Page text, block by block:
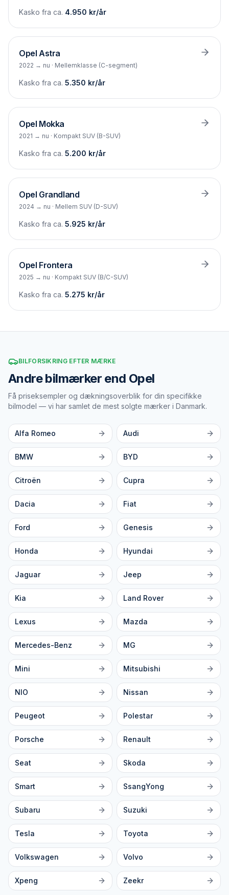
Kasko fra ca. 4.950 kr/år
Opel Astra
2022 → nu · Mellemklasse (C-segment)
Kasko fra ca. 5.350 kr/år
Opel Mokka
2021 → nu · Kompakt SUV (B-SUV)
Kasko fra ca. 5.200 kr/år
Opel Grandland
2024 → nu · Mellem SUV (D-SUV)
Kasko fra ca. 5.925 kr/år
Opel Frontera
2025 → nu · Kompakt SUV (B/C-SUV)
Kasko fra ca. 5.275 kr/år
BILFORSIKRING EFTER MÆRKE
Andre bilmærker end Opel
Få priseksempler og dækningsoverblik for din specifikke
bilmodel — vi har samlet de mest solgte mærker i Danmark.
Alfa Romeo Audi
BMW BYD
Citroën Cupra
Dacia Fiat
Ford Genesis
Honda Hyundai
Jaguar Jeep
Kia Land Rover
Lexus Mazda
Mercedes-Benz MG
Mini Mitsubishi
NIO Nissan
Peugeot Polestar
Porsche Renault
Seat Skoda
Smart SsangYong
Subaru Suzuki
Tesla Toyota
Volkswagen Volvo
Xpeng Zeekr